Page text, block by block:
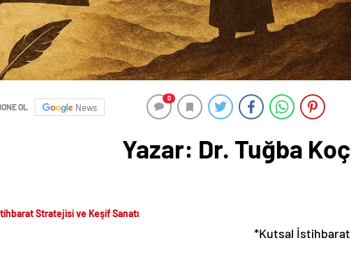
OL News
0
Yazar: Dr. Tuğba Koç
Stratejisi ve Keşif Sanatı
*Kutsal İstihbarat